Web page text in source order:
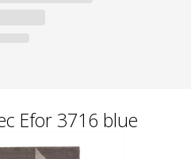
Efor 3716 blue